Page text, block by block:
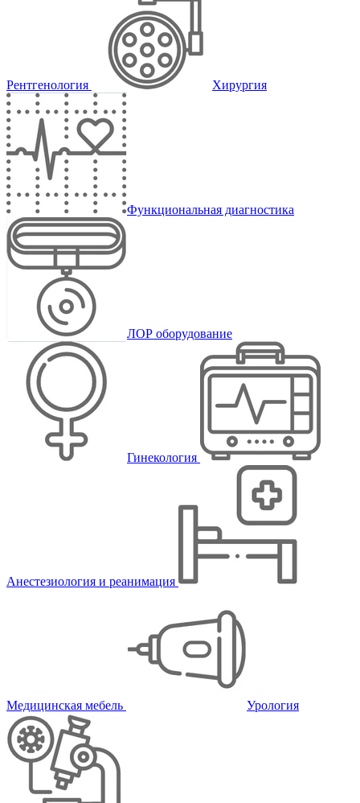
Рентгенология Хирургия
Функциональная диагностика
ЛОР оборудование
Гинекология
Анестезиология и реанимация
Медицинская мебель Урология